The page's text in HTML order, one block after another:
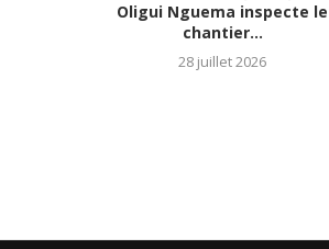
Oligui Nguema inspecte le
chantier...
28 juillet 2026